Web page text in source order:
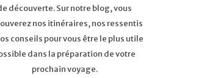
découverte. Sur notre blog, vous
nos itinéraires, nos ressentis
conseils pour vous être le plus utile
dans la préparation de votre
prochain voyage.